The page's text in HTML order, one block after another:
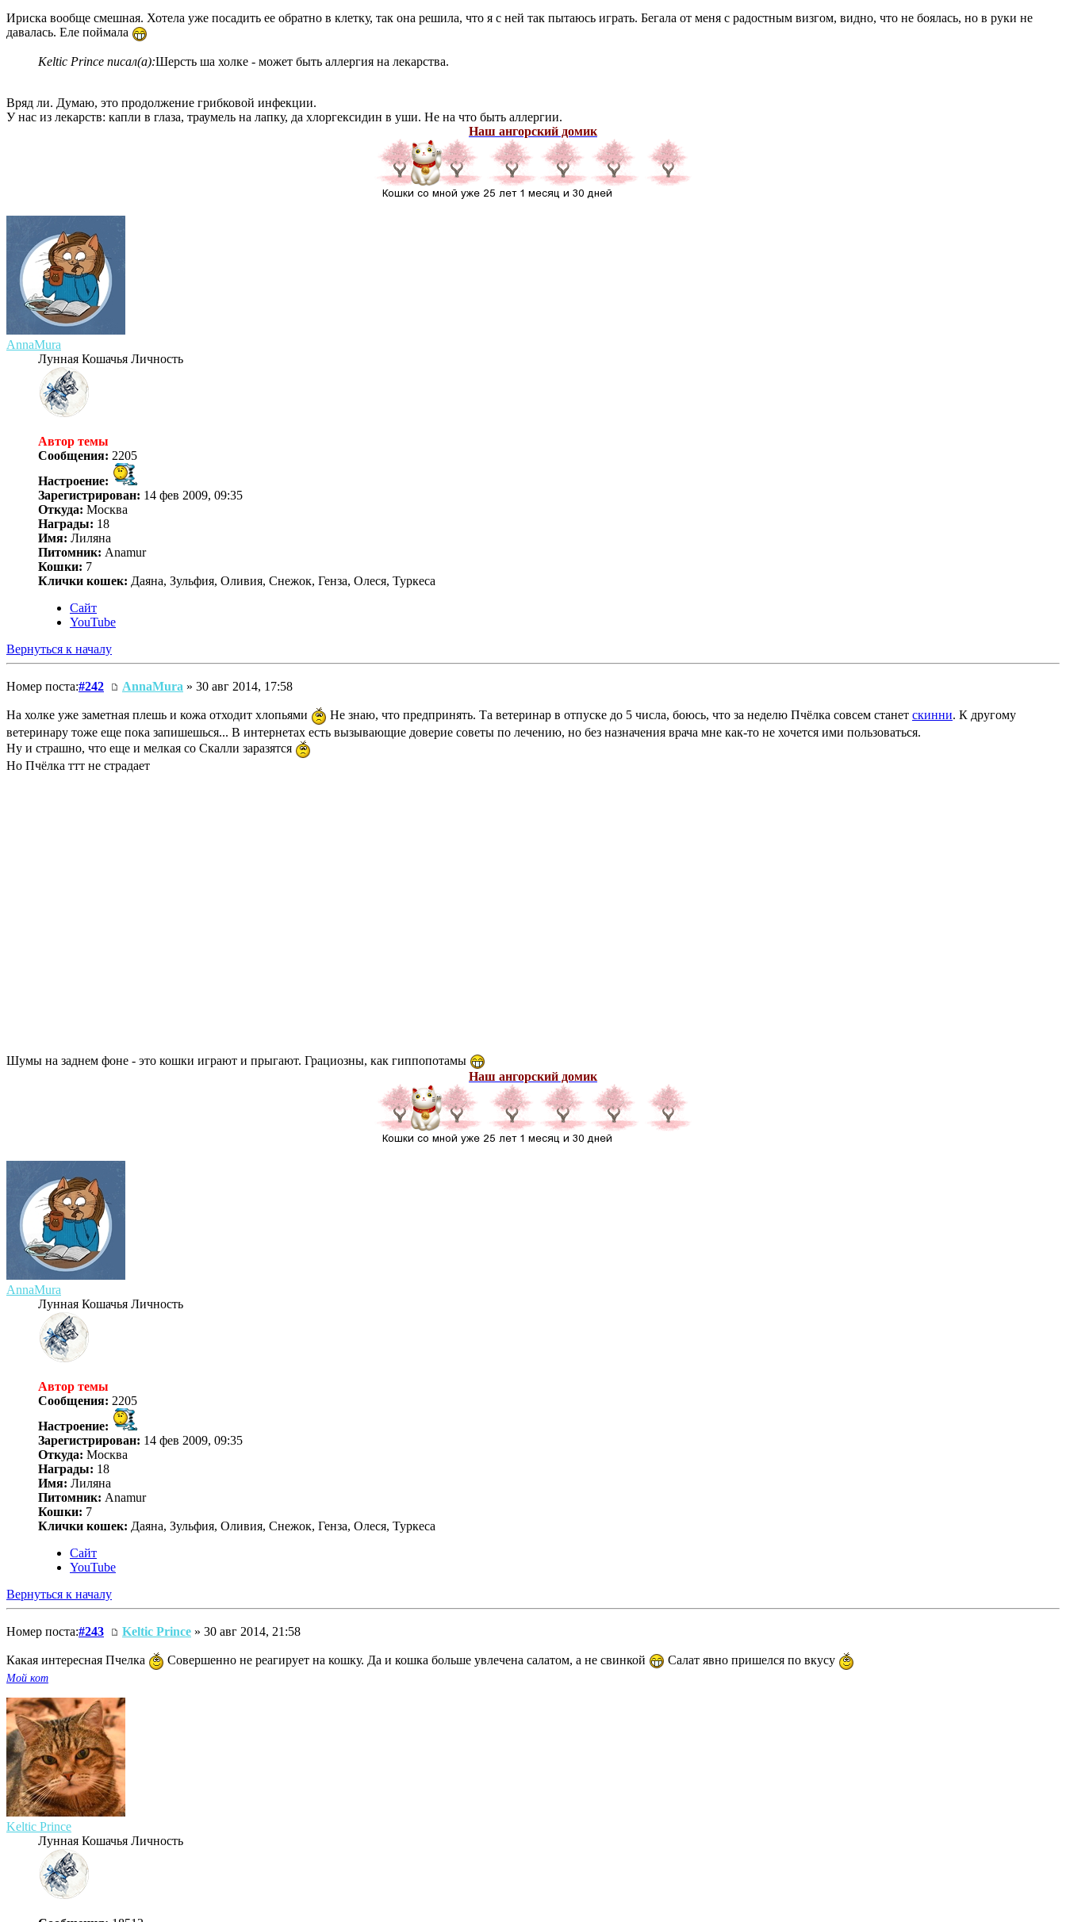
Ириска вообще смешная. Хотела уже посадить ее обратно в клетку, так она решила, что я с ней так пытаюсь играть. Бегала от меня с радостным визгом, видно, что не боялась, но в руки не
давалась. Еле поймала
Keltic Prince писал(а):Шерсть ша холке - может быть аллергия на лекарства.
Вряд ли. Думаю, это продолжение грибковой инфекции.
У нас из лекарств: капли в глаза, траумель на лапку, да хлоргексидин в уши. Не на что быть аллергии.
Наш ангорский домик
AnnaMura
Лунная Кошачья Личность
Автор темы
Сообщения: 2205
Настроение:
Зарегистрирован: 14 фев 2009, 09:35
Откуда: Москва
Награды: 18
Имя: Лиляна
Питомник: Anamur
Кошки: 7
Клички кошек: Даяна, Зульфия, Оливия, Снежок, Генза, Олеся, Туркеса
Сайт
YouTube
Вернуться к началу
Номер поста:#242 AnnaMura » 30 авг 2014, 17:58
На холке уже заметная плешь и кожа отходит хлопьями Не знаю, что предпринять. Та ветеринар в отпуске до 5 числа, боюсь, что за неделю Пчёлка совсем станет скинни . К другому
ветеринару тоже еще пока запишешься... В интернетах есть вызывающие доверие советы по лечению, но без назначения врача мне как-то не хочется ими пользоваться.
Ну и страшно, что еще и мелкая со Скалли заразятся
Но Пчёлка ттт не страдает
Шумы на заднем фоне - это кошки играют и прыгают. Грациозны, как гиппопотамы
Наш ангорский домик
AnnaMura
Лунная Кошачья Личность
Автор темы
Сообщения: 2205
Настроение:
Зарегистрирован: 14 фев 2009, 09:35
Откуда: Москва
Награды: 18
Имя: Лиляна
Питомник: Anamur
Кошки: 7
Клички кошек: Даяна, Зульфия, Оливия, Снежок, Генза, Олеся, Туркеса
Сайт
YouTube
Вернуться к началу
Номер поста:#243 Keltic Prince » 30 авг 2014, 21:58
Какая интересная Пчелка Совершенно не реагирует на кошку. Да и кошка больше увлечена салатом, а не свинкой Салат явно пришелся по вкусу
Мой кот
Keltic Prince
Лунная Кошачья Личность